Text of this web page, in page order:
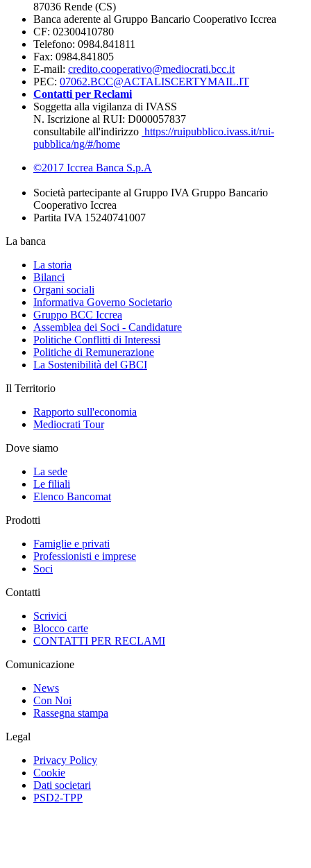
87036 Rende (CS)
Banca aderente al Gruppo Bancario Cooperativo Iccrea
CF: 02300410780
Telefono: 0984.841811
Fax: 0984.841805
E-mail: credito.cooperativo@mediocrati.bcc.it
PEC: 07062.BCC@ACTALISCERTYMAIL.IT
Contatti per Reclami
Soggetta alla vigilanza di IVASS
N. Iscrizione al RUI: D000057837
consultabile all'indirizzo https://ruipubblico.ivass.it/rui-
pubblica/ng/#/home
©2017 Iccrea Banca S.p.A
Società partecipante al Gruppo IVA Gruppo Bancario
Cooperativo Iccrea
Partita IVA 15240741007
La banca
La storia
Bilanci
Organi sociali
Informativa Governo Societario
Gruppo BCC Iccrea
Assemblea dei Soci - Candidature
Politiche Conflitti di Interessi
Politiche di Remunerazione
La Sostenibilità del GBCI
Il Territorio
Rapporto sull'economia
Mediocrati Tour
Dove siamo
La sede
Le filiali
Elenco Bancomat
Prodotti
Famiglie e privati
Professionisti e imprese
Soci
Contatti
Scrivici
Blocco carte
CONTATTI PER RECLAMI
Comunicazione
News
Con Noi
Rassegna stampa
Legal
Privacy Policy
Cookie
Dati societari
PSD2-TPP